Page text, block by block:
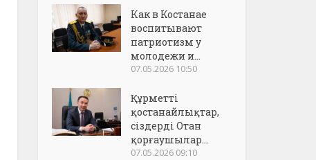
Как в Костанае
воспитывают
патриотизм у
молодежи и...
07.05.2026 10:50
Құрметті
қостанайлықтар,
сіздерді Отан
қорғаушылар...
07.05.2026 09:10